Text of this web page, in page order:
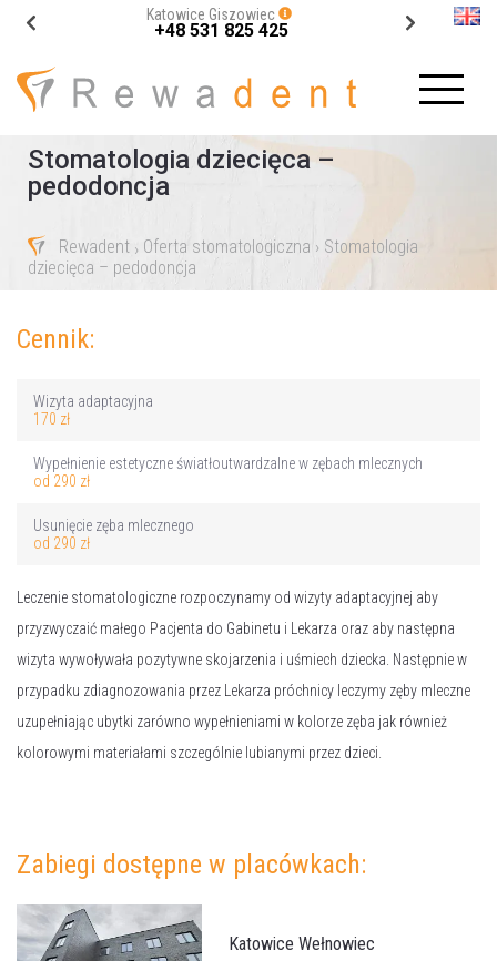
Katowice Giszowiec
+48 531 825 425
Stomatologia dziecięca –
pedodoncja
Rewadent › Oferta stomatologiczna › Stomatologia
dziecięca – pedodoncja
Cennik:
Wizyta adaptacyjna
170 zł
Wypełnienie estetyczne światłoutwardzalne w zębach mlecznych
od 290 zł
Usunięcie zęba mlecznego
od 290 zł
Leczenie stomatologiczne rozpoczynamy od wizyty adaptacyjnej aby
przyzwyczaić małego Pacjenta do Gabinetu i Lekarza oraz aby następna
wizyta wywoływała pozytywne skojarzenia i uśmiech dziecka. Następnie w
przypadku zdiagnozowania przez Lekarza próchnicy leczymy zęby mleczne
uzupełniając ubytki zarówno wypełnieniami w kolorze zęba jak również
kolorowymi materiałami szczególnie lubianymi przez dzieci.
Zabiegi dostępne w placówkach:
Katowice Wełnowiec